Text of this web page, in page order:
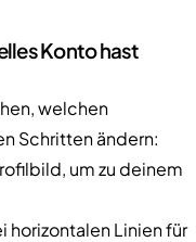
Konto hast
welchen
Schritten ändern:
um zu deinem
horizontalen Linien für